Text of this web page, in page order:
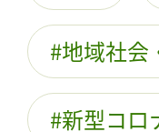
地域社会
新型コロ